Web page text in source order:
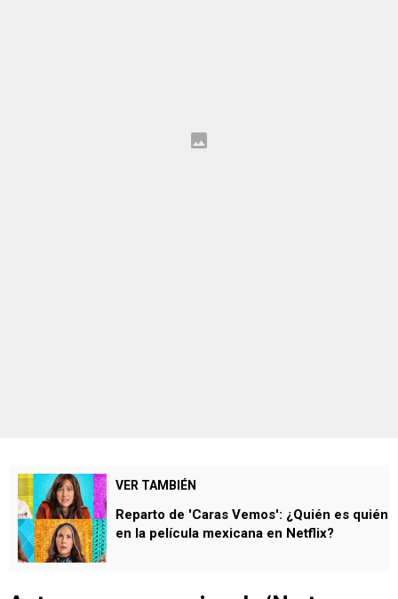
VER TAMBIÉN
Reparto de 'Caras Vemos': ¿Quién es quién
en la película mexicana en Netflix?